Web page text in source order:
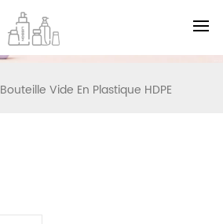
RECHERCHE
Bouteille Vide En Plastique HDPE